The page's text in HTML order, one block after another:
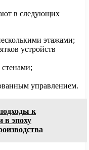
в следующих
этажами;
устройств
управлением.
к
в эпоху